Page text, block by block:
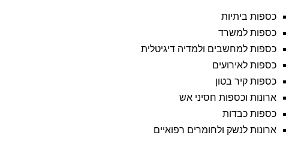
כספות ביתיות
כספות למשרד
כספות למחשבים ולמדיה דיגיטלית
כספות לאירועים
כספות קיר בטון
ארונות וכספות חסיני אש
כספות כבדות
ארונות לנשק ולחומרים רפואיים